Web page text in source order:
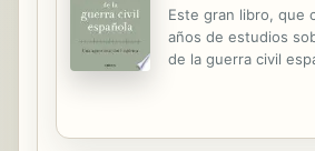
fomentando a la
del alumno en su
aprendizaje. El
de la Metodología
Sociales y sus
Este gran libro, que
años de estudios
de la guerra civil
ofrece una amplia y
de conjunto, que
inicios del conflicto,